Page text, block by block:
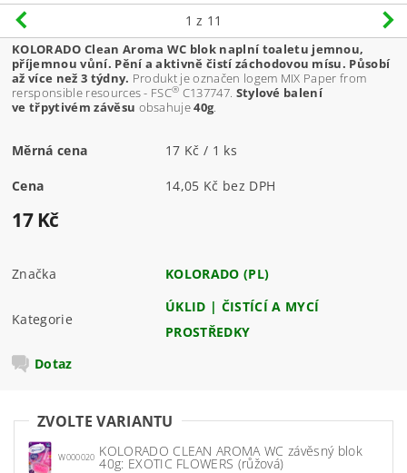
1 z 11
KOLORADO Clean Aroma WC blok naplní toaletu jemnou,
příjemnou vůní. Pění a aktivně čistí záchodovou mísu. Působí
až více než 3 týdny. Produkt je označen logem MIX Paper from
rersponsible resources - FSC® C137747. Stylové balení
ve třpytivém závěsu obsahuje40g.
Měrná cena 17 Kč / 1 ks
Cena 14,05 Kč bez DPH
17 Kč
Značka KOLORADO (PL)
Kategorie
ÚKLID | ČISTÍCÍ A MYCÍ
PROSTŘEDKY
Dotaz
ZVOLTE VARIANTU
W000020 KOLORADO CLEAN AROMA WC závěsný blok
40g: EXOTIC FLOWERS (růžová)